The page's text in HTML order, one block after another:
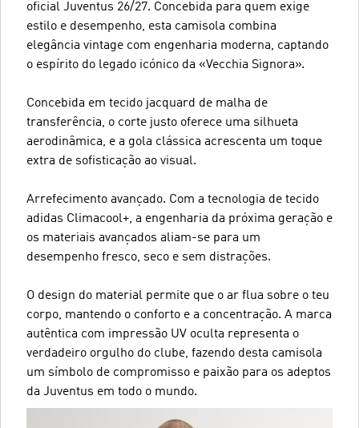
oficial Juventus 26/27. Concebida para quem exige
estilo e desempenho, esta camisola combina
elegância vintage com engenharia moderna, captando
o espírito do legado icónico da «Vecchia Signora».
Concebida em tecido jacquard de malha de
transferência, o corte justo oferece uma silhueta
aerodinâmica, e a gola clássica acrescenta um toque
extra de sofisticação ao visual.
Arrefecimento avançado. Com a tecnologia de tecido
adidas Climacool+, a engenharia da próxima geração e
os materiais avançados aliam-se para um
desempenho fresco, seco e sem distrações.
O design do material permite que o ar flua sobre o teu
corpo, mantendo o conforto e a concentração. A marca
autêntica com impressão UV oculta representa o
verdadeiro orgulho do clube, fazendo desta camisola
um símbolo de compromisso e paixão para os adeptos
da Juventus em todo o mundo.